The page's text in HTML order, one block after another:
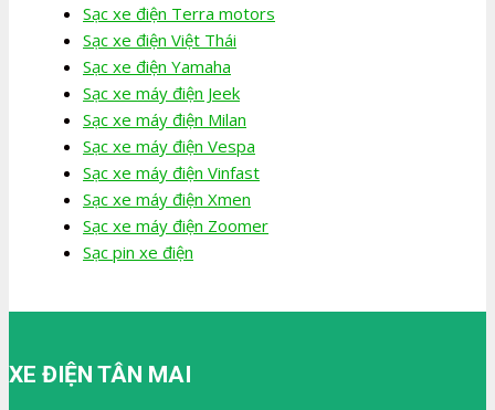
Sạc xe điện Terra motors
Sạc xe điện Việt Thái
Sạc xe điện Yamaha
Sạc xe máy điện Jeek
Sạc xe máy điện Milan
Sạc xe máy điện Vespa
Sạc xe máy điện Vinfast
Sạc xe máy điện Xmen
Sạc xe máy điện Zoomer
Sạc pin xe điện
XE ĐIỆN TÂN MAI